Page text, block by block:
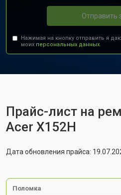
Отправить
Нажимая на кнопку отправить я
моих персональных данных.
Прайс-лист на
Acer X152H
Дата обновления прайса:
Поломка